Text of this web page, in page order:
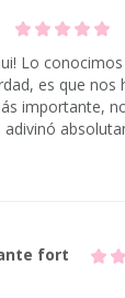
Lo
es que
importante,
adivinó
fort